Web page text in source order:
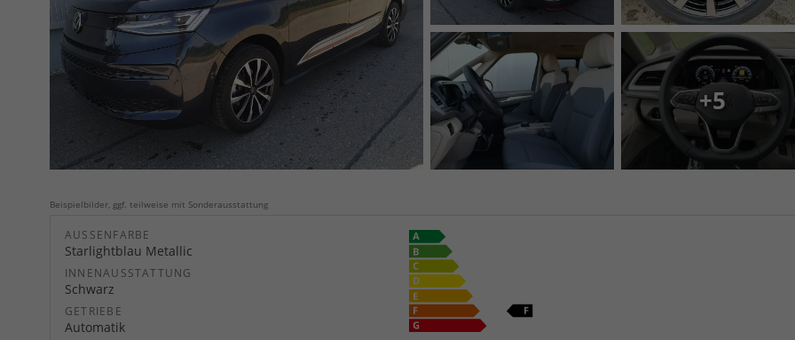
+5
Beispielbilder, ggf. teilweise mit Sonderausstattung
AUSSENFARBE
Starlightblau Metallic
INNENAUSSTATTUNG
Schwarz
GETRIEBE
Automatik